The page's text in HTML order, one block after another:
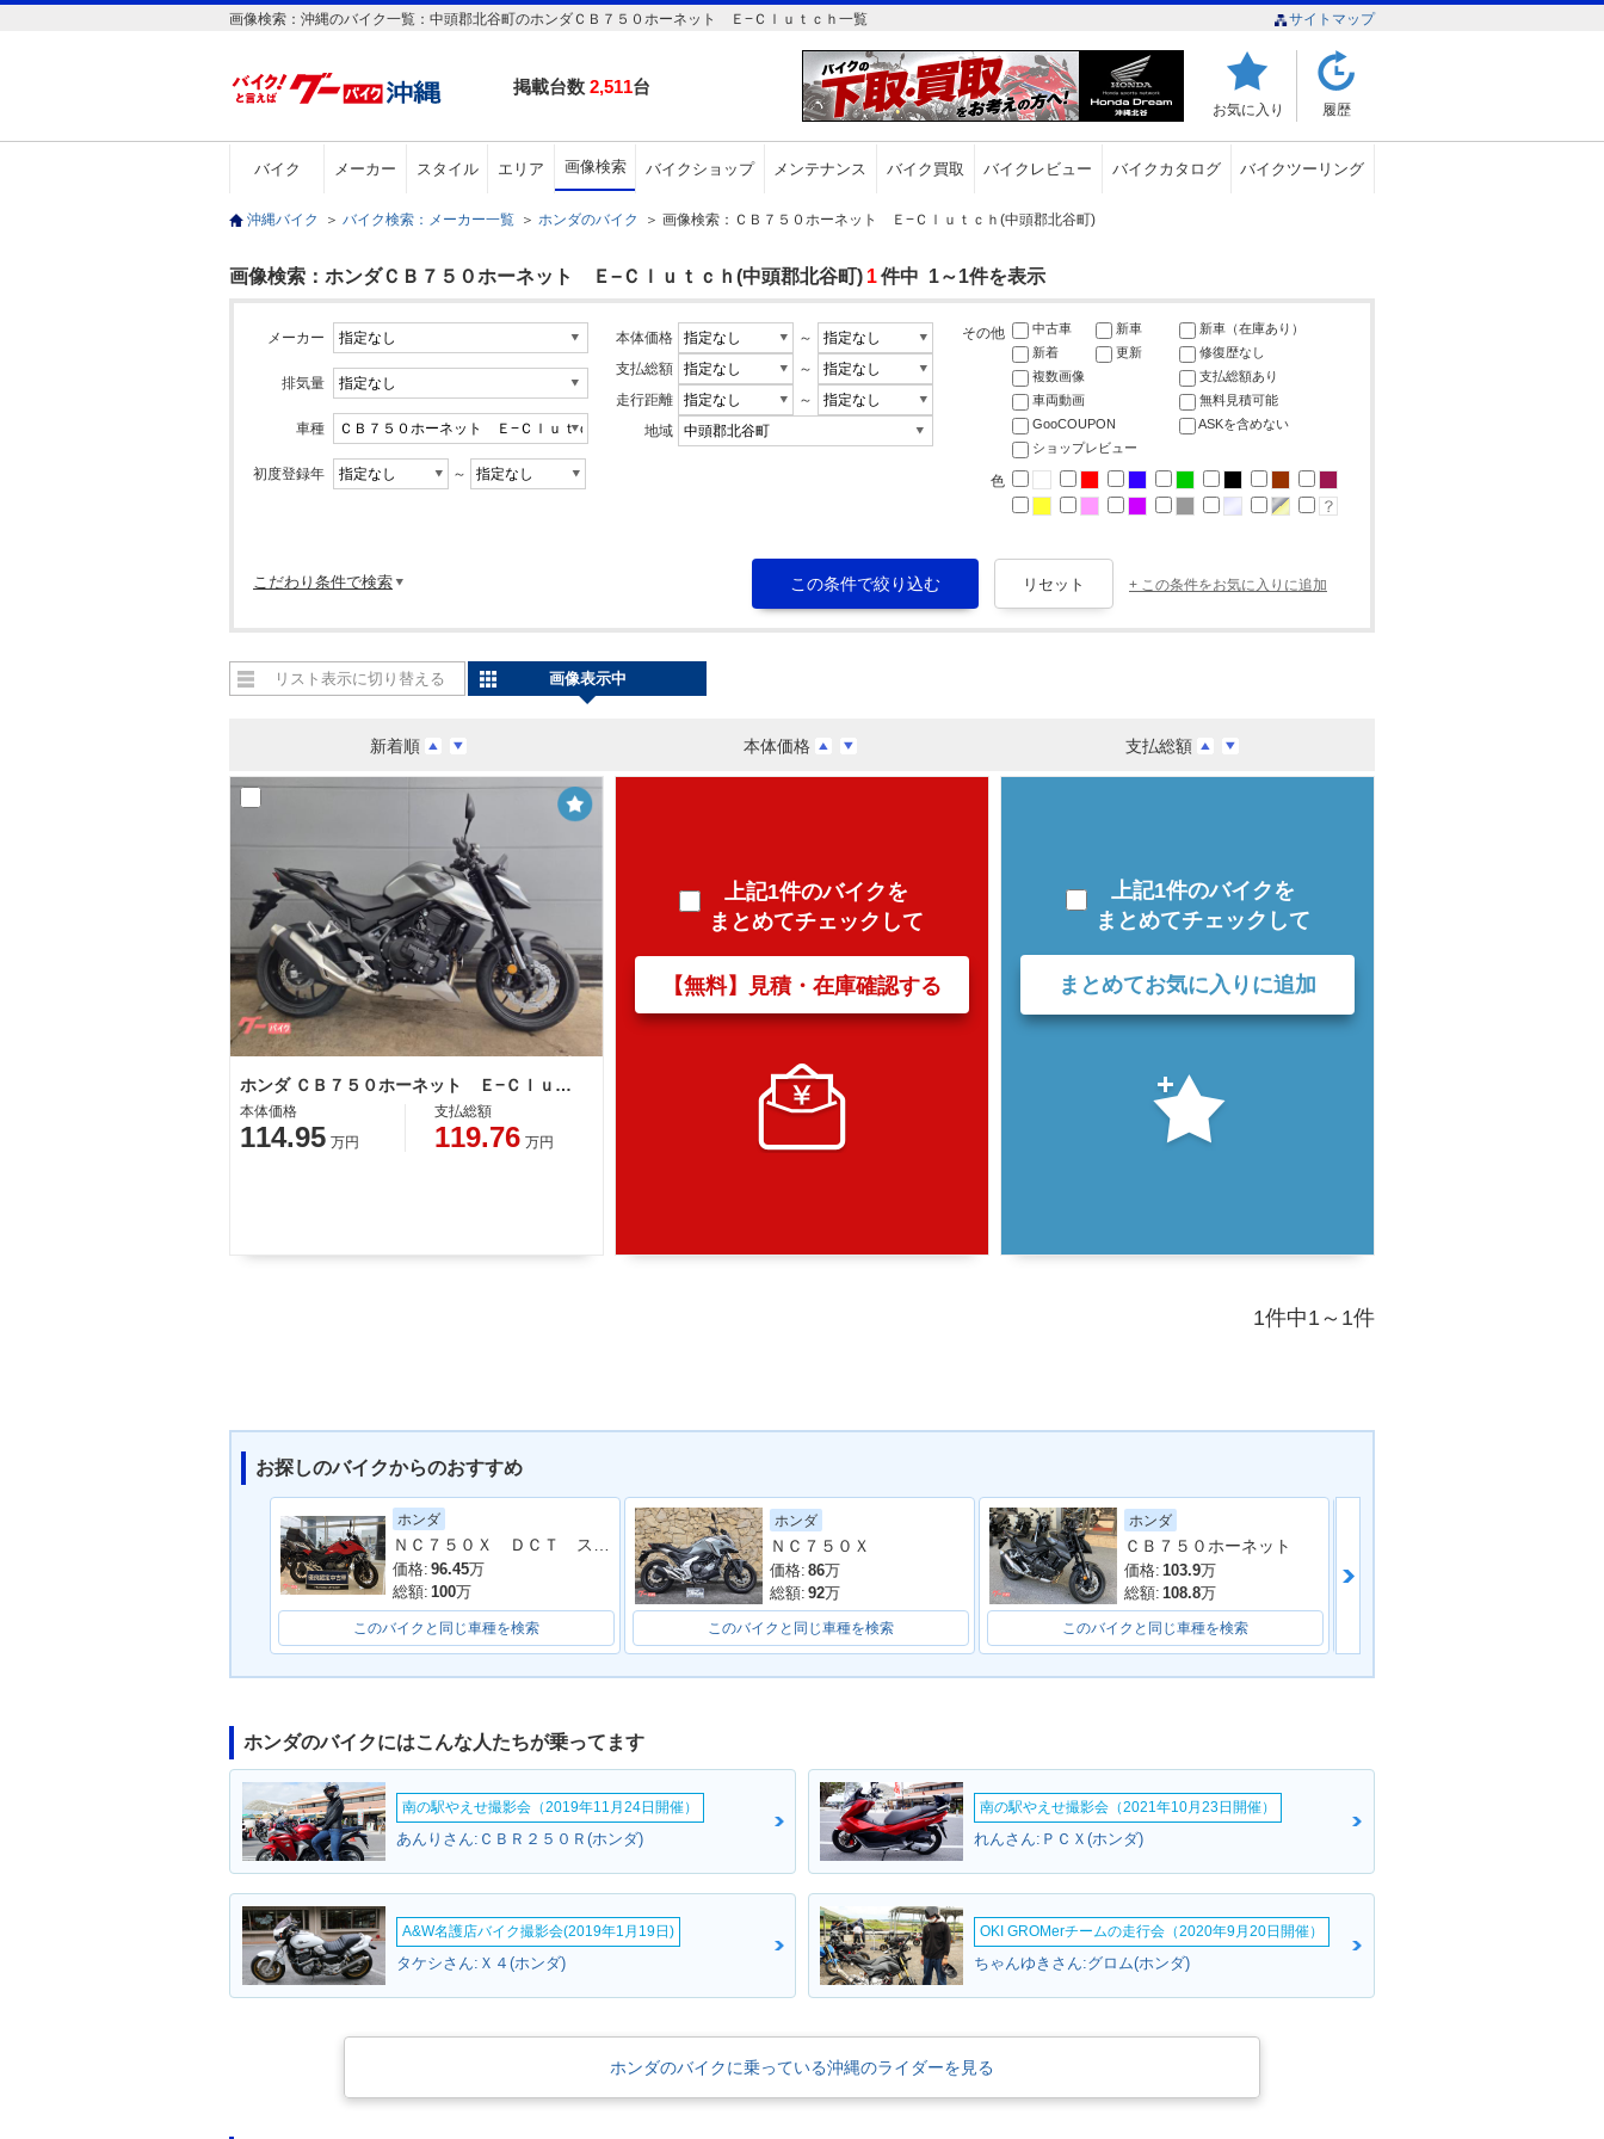
画像検索：沖縄のバイク一覧：中頭郡北谷町のホンダＣＢ７５０ホーネット Ｅ−Ｃｌｕｔｃｈ一覧 サイトマップ
掲載台数 2,511台
お気に入り 履歴
バイク メーカー スタイル エリア 画像検索 バイクショップ メンテナンス バイク買取 バイクレビュー バイクカタログ バイクツーリング
沖縄バイク ＞ バイク検索：メーカー一覧 ＞ ホンダのバイク ＞ 画像検索：ＣＢ７５０ホーネット Ｅ−Ｃｌｕｔｃｈ(中頭郡北谷町)
画像検索：ホンダＣＢ７５０ホーネット Ｅ−Ｃｌｕｔｃｈ(中頭郡北谷町) 1件中 1～1件を表示
メーカー
排気量
車種
初度登録年 ～
本体価格
～
支払総額
～
走行距離
～
地域
その他 中古車 新車
新車（在庫あり）
新着
更新
修復歴なし
複数画像
支払総額あり
車両動画
無料見積可能
GooCOUPON
ASKを含めない
ショップレビュー
色
こだわり条件で検索 + この条件をお気に入りに追加
新着順 本体価格 支払総額
リスト表示に切り替える 画像表示中
ホンダ ＣＢ７５０ホーネット Ｅ−Ｃｌｕｔｃｈ
本体価格
114.95 万円
支払総額
119.76 万円
上記1件のバイクを
まとめてチェックして
【無料】見積・在庫確認する
上記1件のバイクを
まとめてチェックして
まとめてお気に入りに追加
1件中1～1件
お探しのバイクからのおすすめ
ホンダ
ＮＣ７５０Ｘ ＤＣＴ スマートモニター リアボックス付
価格: 96.45万
総額: 100万
このバイクと同じ車種を検索
ホンダ
ＮＣ７５０Ｘ
価格: 86万
総額: 92万
このバイクと同じ車種を検索
ホンダ
ＣＢ７５０ホーネット
価格: 103.9万
総額: 108.8万
このバイクと同じ車種を検索
ホンダのバイクにはこんな人たちが乗ってます
南の駅やえせ撮影会（2019年11月24日開催）
あんりさん:ＣＢＲ２５０Ｒ(ホンダ)
南の駅やえせ撮影会（2021年10月23日開催）
れんさん:ＰＣＸ(ホンダ)
A&W名護店バイク撮影会(2019年1月19日)
タケシさん:Ｘ４(ホンダ)
OKI GROMerチームの走行会（2020年9月20日開催）
ちゃんゆきさん:グロム(ホンダ)
ホンダのバイクに乗っている沖縄のライダーを見る